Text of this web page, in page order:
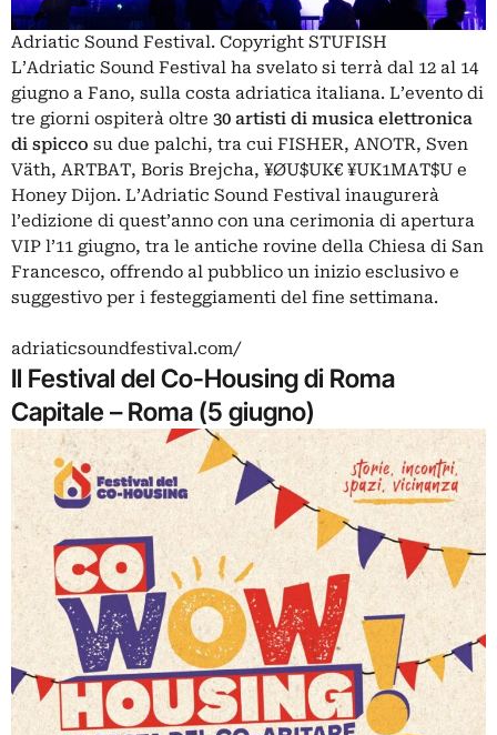
Adriatic Sound Festival. Copyright STUFISH
L’Adriatic Sound Festival ha svelato si terrà dal 12 al 14
giugno a Fano, sulla costa adriatica italiana. L’evento di
tre giorni ospiterà oltre 30 artisti di musica elettronica
di spicco su due palchi, tra cui FISHER, ANOTR, Sven
Väth, ARTBAT, Boris Brejcha, ¥ØU$UK€ ¥UK1MAT$U e
Honey Dijon. L’Adriatic Sound Festival inaugurerà
l’edizione di quest’anno con una cerimonia di apertura
VIP l’11 giugno, tra le antiche rovine della Chiesa di San
Francesco, offrendo al pubblico un inizio esclusivo e
suggestivo per i festeggiamenti del fine settimana.
adriaticsoundfestival.com/
Il Festival del Co-Housing di Roma
Capitale – Roma (5 giugno)